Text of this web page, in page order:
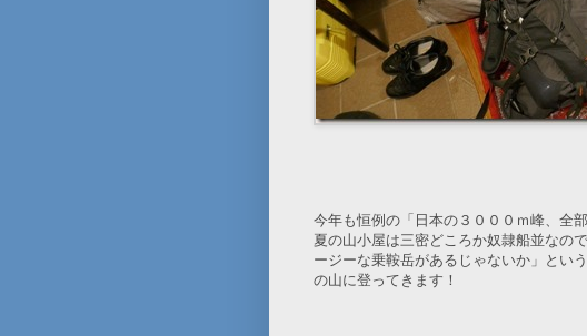
今年も恒例の「日本の３０００ｍ峰、全
夏の山小屋は三密どころか奴隷船並なの
ージーな乗鞍岳があるじゃないか」とい
の山に登ってきます！